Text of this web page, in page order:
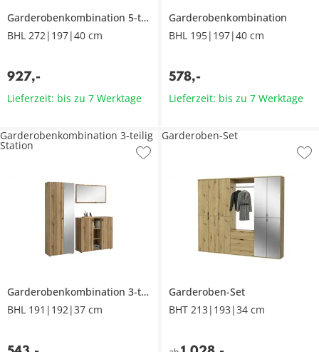
Garderobenkombination 5-teilig
BHL 272|197|40 cm
927,-
Lieferzeit: bis zu 7 Werktage
Garderobenkombination
BHL 195|197|40 cm
578,-
Lieferzeit: bis zu 7 Werktage
Garderobenkombination 3-teilig
Station
BHL 191|192|37 cm
Garderobenkombination 3-teilig
Station
Garderoben-Set
BHT 213|193|34 cm
Garderoben-Set